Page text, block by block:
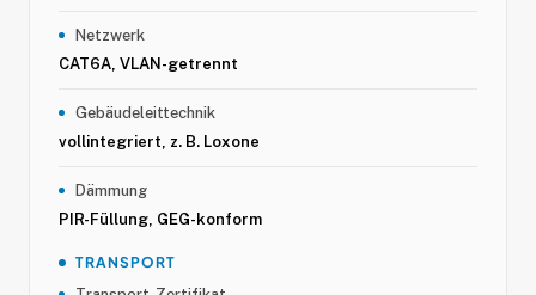
Netzwerk
CAT6A, VLAN-getrennt
Gebäudeleittechnik
vollintegriert, z. B. Loxone
Dämmung
PIR-Füllung, GEG-konform
TRANSPORT